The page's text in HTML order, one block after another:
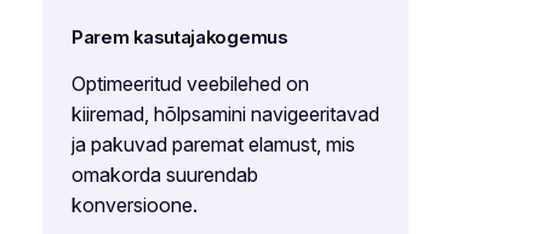
Parem kasutajakogemus
Optimeeritud veebilehed on
kiiremad, hõlpsamini navigeeritavad
ja pakuvad paremat elamust, mis
omakorda suurendab
konversioone.